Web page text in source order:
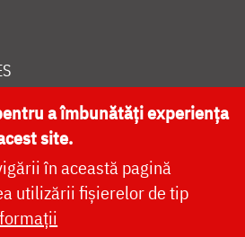
CATEDRALA NAȚIONALĂ
a îmbunătăți experiența
site.
în această pagină
utilizării fișierelor de tip